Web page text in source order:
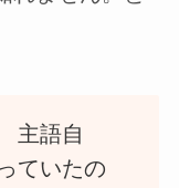
主語自
ていたの